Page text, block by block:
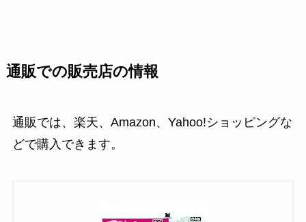
通販での販売店の情報
通販では、楽天、Amazon、Yahoo!ショッピングな
どで購入できます。